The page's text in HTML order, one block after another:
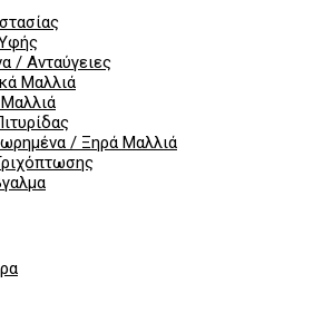
/ Ανταύγειες
Μαλλιά
/ Ξηρά Μαλλιά